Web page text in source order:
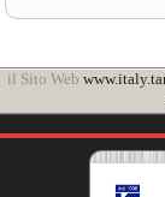
Realizzazione
Tag Koinext all-in-one